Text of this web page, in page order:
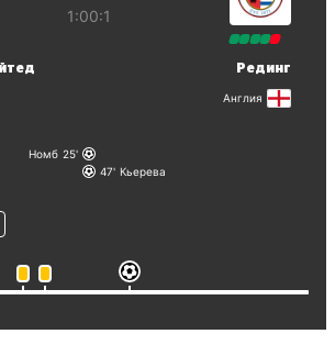
1:00:1
Рединг
Англия
Номб 25
47 Кьерева